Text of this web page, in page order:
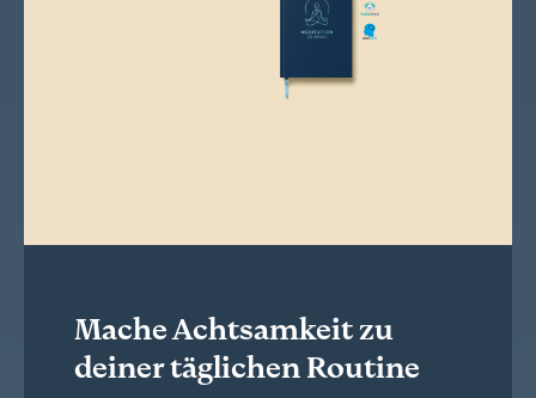
Mache Achtsamkeit zu
deiner täglichen Routine